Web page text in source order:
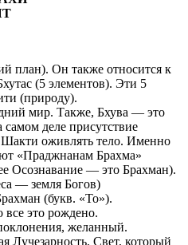
план). Он также относится к
(5 элементов). Эти 5
(природу).
мир. Также, Бхува — это
деле присутствие
оживлять тело. Именно
«Праджнанам Брахма»
Осознавание — это Брахман).
— земля Богов)
(букв. «То»).
это рождено.
желанный.
Лучезарность, Свет, который